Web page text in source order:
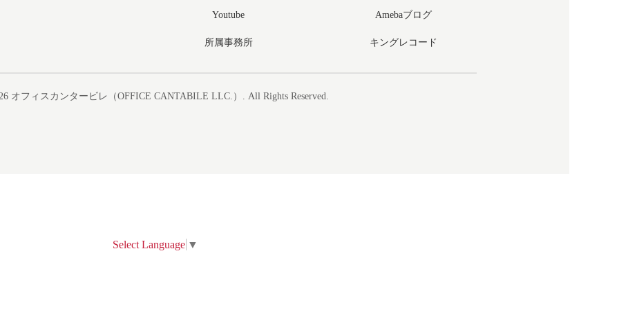
Select Language ▼
Youtube Amebaブログ
所属事務所 キングレコード
オフィスカンタービレ（OFFICE CANTABILE LLC.） . All Rights Reserved.